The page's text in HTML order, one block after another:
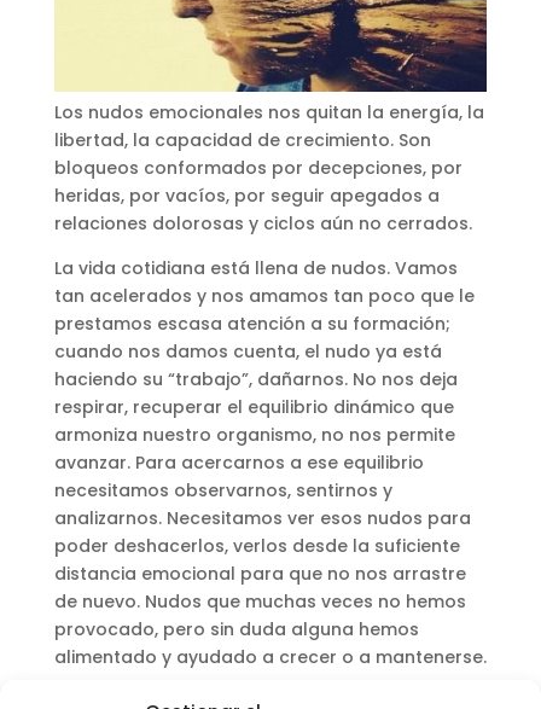
Los nudos emocionales nos quitan la energía, la
libertad, la capacidad de crecimiento. Son
bloqueos conformados por decepciones, por
heridas, por vacíos, por seguir apegados a
relaciones dolorosas y ciclos aún no cerrados.
La vida cotidiana está llena de nudos. Vamos
tan acelerados y nos amamos tan poco que le
prestamos escasa atención a su formación;
cuando nos damos cuenta, el nudo ya está
haciendo su “trabajo”, dañarnos. No nos deja
respirar, recuperar el equilibrio dinámico que
armoniza nuestro organismo, no nos permite
avanzar. Para acercarnos a ese equilibrio
necesitamos observarnos, sentirnos y
analizarnos. Necesitamos ver esos nudos para
poder deshacerlos, verlos desde la suficiente
distancia emocional para que no nos arrastre
de nuevo. Nudos que muchas veces no hemos
provocado, pero sin duda alguna hemos
alimentado y ayudado a crecer o a mantenerse.
Deshacer los nudos emocionales aporta